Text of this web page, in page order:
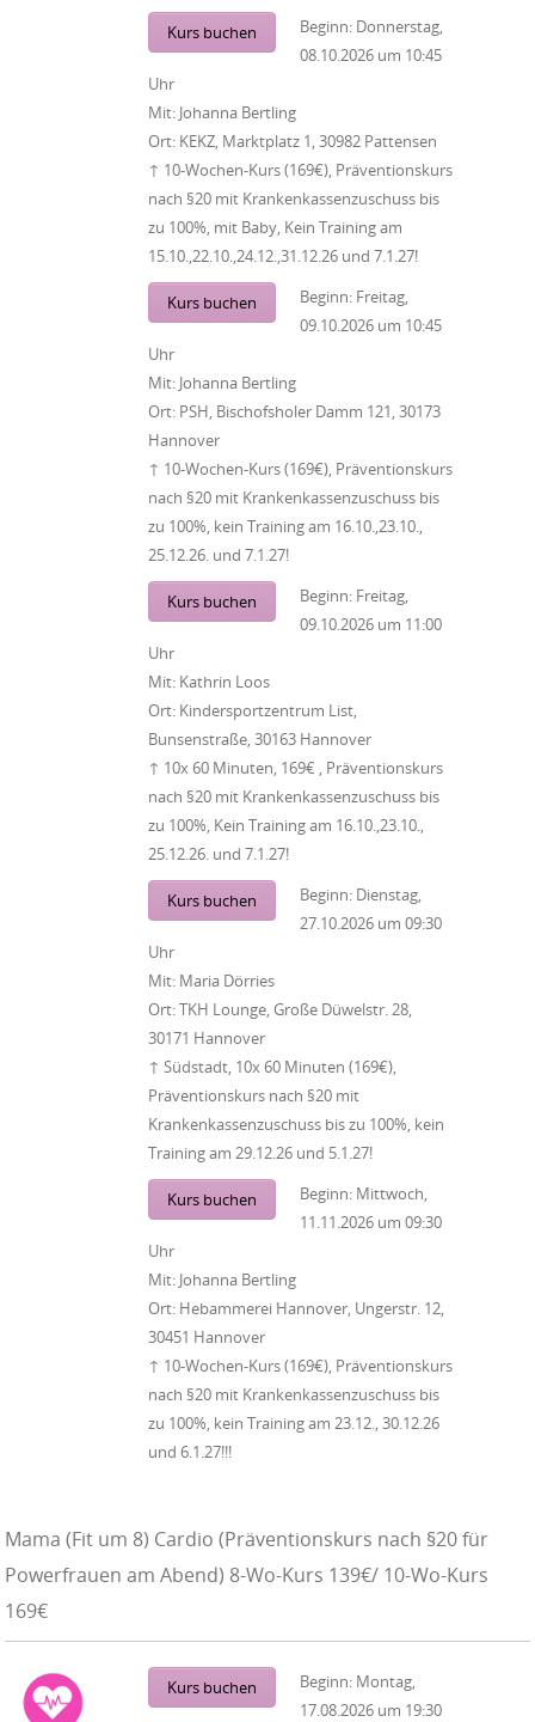
Kurs buchen Beginn: Donnerstag,
08.10.2026 um 10:45
Uhr
Mit: Johanna Bertling
Ort: KEKZ, Marktplatz 1, 30982 Pattensen
↑ 10-Wochen-Kurs (169€), Präventionskurs
nach §20 mit Krankenkassenzuschuss bis
zu 100%, mit Baby, Kein Training am
15.10.,22.10.,24.12.,31.12.26 und 7.1.27!
Kurs buchen Beginn: Freitag,
09.10.2026 um 10:45
Uhr
Mit: Johanna Bertling
Ort: PSH, Bischofsholer Damm 121, 30173
Hannover
↑ 10-Wochen-Kurs (169€), Präventionskurs
nach §20 mit Krankenkassenzuschuss bis
zu 100%, kein Training am 16.10.,23.10.,
25.12.26. und 7.1.27!
Kurs buchen Beginn: Freitag,
09.10.2026 um 11:00
Uhr
Mit: Kathrin Loos
Ort: Kindersportzentrum List,
Bunsenstraße, 30163 Hannover
↑ 10x 60 Minuten, 169€ , Präventionskurs
nach §20 mit Krankenkassenzuschuss bis
zu 100%, Kein Training am 16.10.,23.10.,
25.12.26. und 7.1.27!
Kurs buchen Beginn: Dienstag,
27.10.2026 um 09:30
Uhr
Mit: Maria Dörries
Ort:TKH Lounge, Große Düwelstr. 28,
30171 Hannover
↑ Südstadt, 10x 60 Minuten (169€),
Präventionskurs nach §20 mit
Krankenkassenzuschuss bis zu 100%, kein
Training am 29.12.26 und 5.1.27!
Kurs buchen Beginn: Mittwoch,
11.11.2026 um 09:30
Uhr
Mit: Johanna Bertling
Ort: Hebammerei Hannover, Ungerstr. 12,
30451 Hannover
↑ 10-Wochen-Kurs (169€), Präventionskurs
nach §20 mit Krankenkassenzuschuss bis
zu 100%, kein Training am 23.12., 30.12.26
und 6.1.27!!!
Mama (Fit um 8) Cardio (Präventionskurs nach §20 für
Powerfrauen am Abend) 8-Wo-Kurs 139€/ 10-Wo-Kurs
169€
Kurs buchen Beginn: Montag,
17.08.2026 um 19:30